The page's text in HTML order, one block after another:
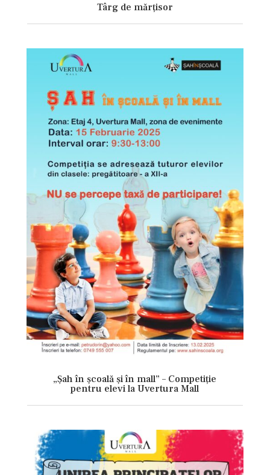
Târg de mărțisor
„Șah în școală și în mall” – Competiție
pentru elevi la Uvertura Mall